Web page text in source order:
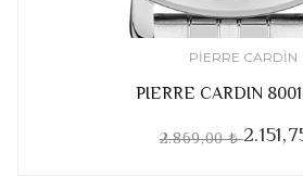
PIERRE CARDIN
PIERRE CARDIN
2.869,00 ₺